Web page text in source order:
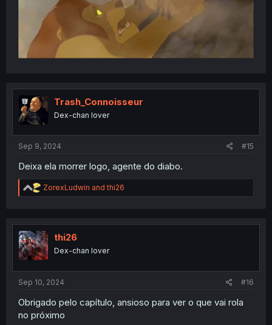
Trash_Connoisseur
Dex-chan lover
Sep 9, 2024 #15
Deixa ela morrer logo, agente do diabo.
R
e
t
i
o
n
ZorexLudwin andthi26
thi26
Dex-chan lover
Sep 10, 2024 #16
Obrigado pelo capítulo, ansioso para ver o que vai rola
no próximo